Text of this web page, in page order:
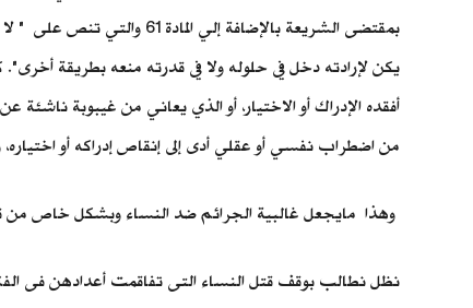
بمقتضى الشريعة
أفقده الإدراك أو الاختيار، أو الذي يعاني من غيبوبة
من اضطراب نفسي أو عقلي أدى إلى إنقاص إدراكه أو
وهذا مايجعل غالبية الجرائم ضد النساء وبشكل خاص من
نظل نطالب بوقف قتل النساء التى تفاقمت أعدادهن فى